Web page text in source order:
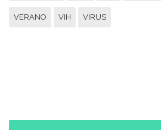
VERANO VIH VIRUS